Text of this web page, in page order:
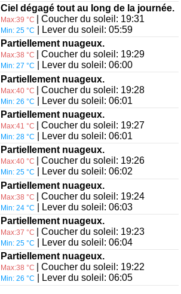
Ciel dégagé tout au long de la journée.
Max:39 °C | Coucher du soleil: 19:31
Min: 25 °C
| Lever du soleil: 05:59
Partiellement nuageux.
Max:38 °C | Coucher du soleil: 19:29
Min: 27 °C
| Lever du soleil: 06:00
Partiellement nuageux.
Max:40 °C | Coucher du soleil: 19:28
Min: 26 °C
| Lever du soleil: 06:01
Partiellement nuageux.
Max:41 °C | Coucher du soleil: 19:27
Min: 28 °C
| Lever du soleil: 06:01
Partiellement nuageux.
Max:40 °C | Coucher du soleil: 19:26
Min: 25 °C
| Lever du soleil: 06:02
Partiellement nuageux.
Max:38 °C | Coucher du soleil: 19:24
Min: 24 °C
| Lever du soleil: 06:03
Partiellement nuageux.
Max:37 °C | Coucher du soleil: 19:23
Min: 25 °C
| Lever du soleil: 06:04
Partiellement nuageux.
Max:38 °C | Coucher du soleil: 19:22
Min: 26 °C | Lever du soleil: 06:05